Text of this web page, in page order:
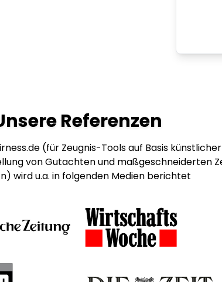
Referenzen
(für Zeugnis-Tools auf Basis
von Gutachten und maßgeschneiderten
wird u.a. in folgenden Medien berichtet